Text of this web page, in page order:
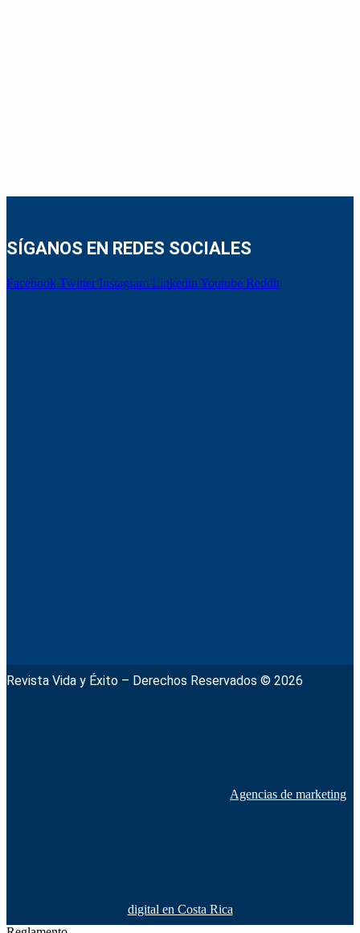
SÍGANOS EN REDES SOCIALES
Facebook Twitter Instagram Linkedin Youtube Reddit
Revista Vida y Éxito – Derechos Reservados © 2026
Agencias de marketing
digital en Costa Rica